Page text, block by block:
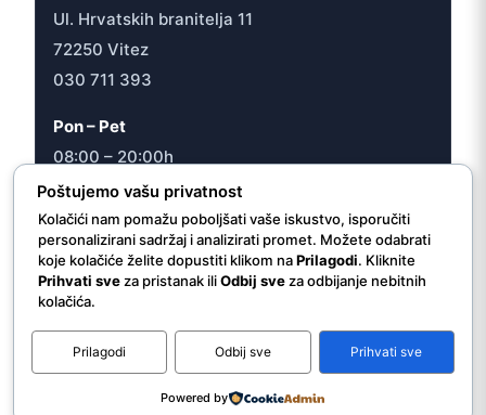
Ul. Hrvatskih branitelja 11
72250 Vitez
030 711 393
Pon – Pet
08:00 – 20:00h
Sub
08:00 – 16:30h
© 2026 JU “Internacionalna ljekarna/apoteka Vitez”
Poštujemo vašu privatnost
Kolačići nam pomažu poboljšati vaše iskustvo, isporučiti
personalizirani sadržaj i analizirati promet. Možete odabrati
koje kolačiće želite dopustiti klikom naPrilagodi. Kliknite
Prihvati sveza pristanak iliOdbij sveza odbijanje nebitnih
kolačića.
Prilagodi Odbij sve Prihvati sve
Powered by